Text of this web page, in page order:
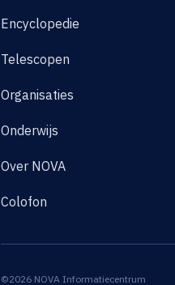
Encyclopedie
Telescopen
Organisaties
Onderwijs
Over NOVA
Colofon
©2026 NOVA Informatiecentrum